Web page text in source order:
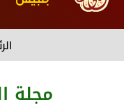
مجلة